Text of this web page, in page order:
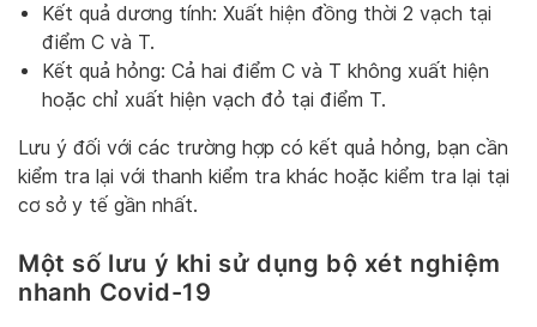
Kết quả dương tính: Xuất hiện đồng thời 2 vạch tại
điểm C và T.
Kết quả hỏng: Cả hai điểm C và T không xuất hiện
hoặc chỉ xuất hiện vạch đỏ tại điểm T.
Lưu ý đối với các trường hợp có kết quả hỏng, bạn cần
kiểm tra lại với thanh kiểm tra khác hoặc kiểm tra lại tại
cơ sở y tế gần nhất.
Một số lưu ý khi sử dụng bộ xét nghiệm
nhanh Covid-19